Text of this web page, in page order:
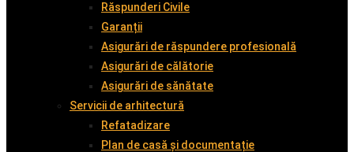
Răspunderi Civile
Garanții
Asigurări de răspundere profesională
Asigurări de călătorie
Asigurări de sănătate
Servicii de arhitectură
Refatadizare
Plan de casă și documentație